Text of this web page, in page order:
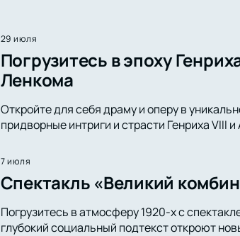
29 июля
Погрузитесь в эпоху
Ленкома
Откройте для себя драму и оперу в
придворные интриги и страсти Генриха VIII
7 июля
Спектакль «Великий
Погрузитесь в атмосферу 1920-х с
глубокий социальный подтекст откроют